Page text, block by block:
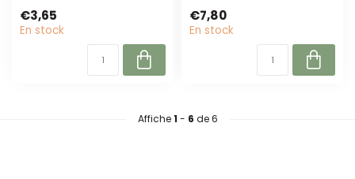
Parfait...
€3,65
En stock
€7,80
En stock
Affiche1 - 6 de 6